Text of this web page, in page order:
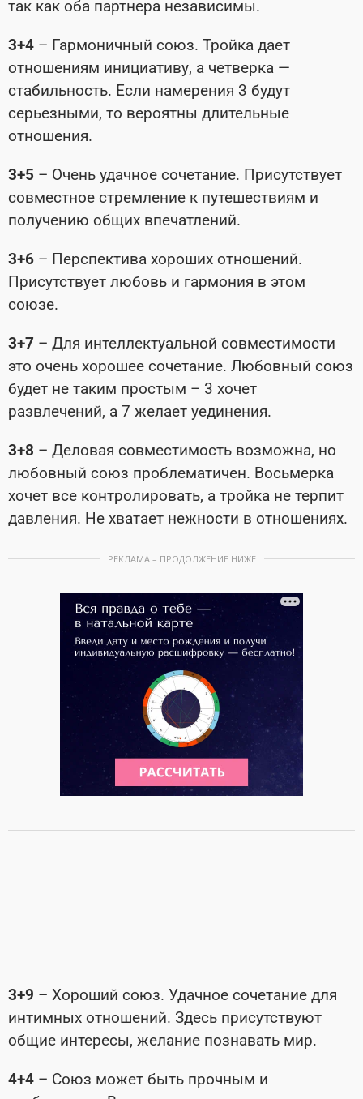
так как оба партнера независимы.
3+4 – Гармоничный союз. Тройка дает
отношениям инициативу, а четверка —
стабильность. Если намерения 3 будут
серьезными, то вероятны длительные
отношения.
3+5 – Очень удачное сочетание. Присутствует
совместное стремление к путешествиям и
получению общих впечатлений.
3+6 – Перспектива хороших отношений.
Присутствует любовь и гармония в этом
союзе.
3+7 – Для интеллектуальной совместимости
это очень хорошее сочетание. Любовный союз
будет не таким простым – 3 хочет
развлечений, а 7 желает уединения.
3+8 – Деловая совместимость возможна, но
любовный союз проблематичен. Восьмерка
хочет все контролировать, а тройка не терпит
давления. Не хватает нежности в отношениях.
РЕКЛАМА – ПРОДОЛЖЕНИЕ НИЖЕ
3+9 – Хороший союз. Удачное сочетание для
интимных отношений. Здесь присутствуют
общие интересы, желание познавать мир.
4+4 – Союз может быть прочным и